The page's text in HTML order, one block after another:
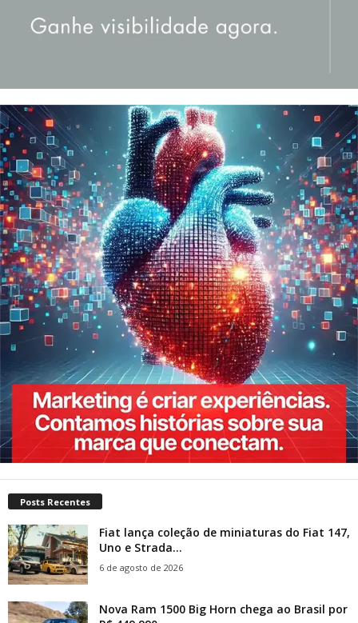
Posts Recentes
Fiat lança coleção de miniaturas do Fiat 147,
Uno e Strada...
6 de agosto de 2026
Nova Ram 1500 Big Horn chega ao Brasil por